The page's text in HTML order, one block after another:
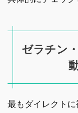
ゼラチン
最もダイレクトに